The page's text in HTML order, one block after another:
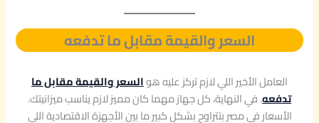
السعر والقيمة مقابل ما تدفعه
العامل الأخير اللي لازم تركز عليه هوالسعر والقيمة مقابل ما
تدفعه. في النهاية، كل جهاز مهما كان مميز لازم يناسب ميزانيتك.
الأسعار في مصر بتتراوح بشكل كبير ما بين الأجهزة الاقتصادية اللي